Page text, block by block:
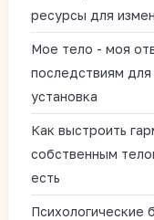
ресурсы для
Мое тело - моя
последствиям
установка
Как выстроить
собственным
есть
Психологические